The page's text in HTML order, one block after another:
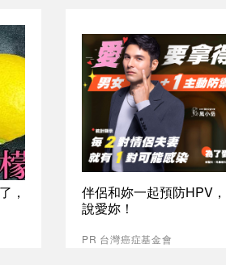
，
伴侶和妳一起預防HPV
說愛妳！
PR 台灣癌症基金會